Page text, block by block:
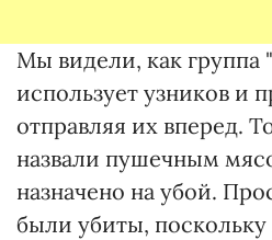
Мы видели, как группа
использует узников и
отправляя их вперед.
назвали пушечным
назначено на убой.
были убиты, поскольку